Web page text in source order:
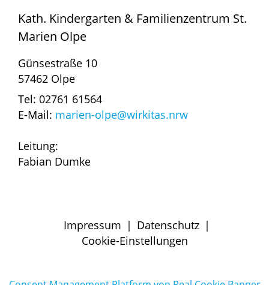
Kath. Kindergarten & Familienzentrum St.
Marien Olpe
Günsestraße 10
57462 Olpe
Tel: 02761 61564
E-Mail: marien-olpe@wirkitas.nrw
Leitung:
Fabian Dumke
Impressum | Datenschutz |
Cookie-Einstellungen